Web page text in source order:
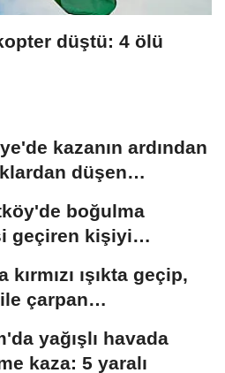
düştü: 4 ölü
kazanın ardından
düşen
boğulma
geçiren kişiyi
kırmızı ışıkta geçip,
çarpan
yağışlı havada
kaza: 5 yaralı